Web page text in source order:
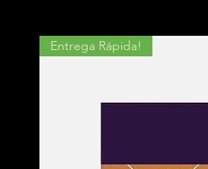
Entrega Rápida!